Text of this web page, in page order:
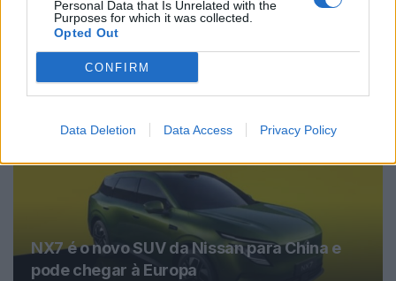
Personal Data that Is Unrelated with the
Purposes for which it was collected.
Opted Out
CONFIRM
Data Deletion Data Access Privacy Policy
Ricardo Carvalho
Related Posts
NX7 é o novo SUV da Nissan para China e
pode chegar à Europa